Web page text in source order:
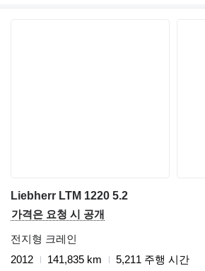
Liebherr LTM 1220 5.2
가격은 요청 시 공개
전지형 크레인
2012
141,835 km
5,211 주행 시간